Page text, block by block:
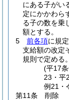
にある子がい
定にかかわら
る子の数を乗
額とする。
5
前各項に規
支給額の改定
規則で定める。
(平17
23・平
例21・
第11条
削除